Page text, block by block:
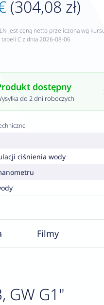
(304,08 zł)
jest ceną netto przeliczoną wg
C z dnia 2026-08-06
dostępny
do 2 dni roboczych
ciśnienia wody
Filmy
GW G1"